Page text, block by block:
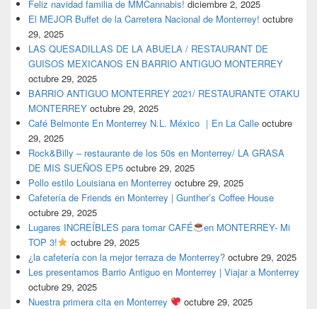
Feliz navidad familia de MMCannabis! diciembre 2, 2025
El MEJOR Buffet de la Carretera Nacional de Monterrey! octubre
29, 2025
LAS QUESADILLAS DE LA ABUELA / RESTAURANT DE
GUISOS MEXICANOS EN BARRIO ANTIGUO MONTERREY
octubre 29, 2025
BARRIO ANTIGUO MONTERREY 2021/ RESTAURANTE OTAKU
MONTERREY octubre 29, 2025
Café Belmonte En Monterrey N.L. México ｜En La Calle octubre
29, 2025
Rock&Billy – restaurante de los 50s en Monterrey/ LA GRASA
DE MIS SUEÑOS EP5 octubre 29, 2025
Pollo estilo Louisiana en Monterrey octubre 29, 2025
Cafetería de Friends en Monterrey | Gunther’s Coffee House
octubre 29, 2025
Lugares INCREÍBLES para tomar CAFÉ
en MONTERREY- Mi
TOP 3!
octubre 29, 2025
¿la cafetería con la mejor terraza de Monterrey? octubre 29, 2025
Les presentamos Barrio Antiguo en Monterrey | Viajar a Monterrey
octubre 29, 2025
Nuestra primera cita en Monterrey
octubre 29, 2025